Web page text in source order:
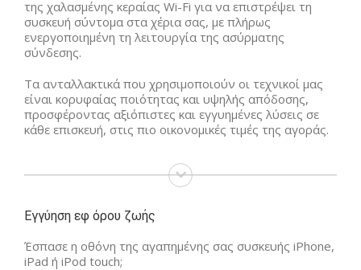
της χαλασμένης κεραίας Wi-Fi για να επιστρέψει τη
συσκευή σύντομα στα χέρια σας, με πλήρως
ενεργοποιημένη τη λειτουργία της ασύρματης
σύνδεσης.
Τα ανταλλακτικά που χρησιμοποιούν οι τεχνικοί μας
είναι κορυφαίας ποιότητας και υψηλής απόδοσης,
προσφέροντας αξιόπιστες και εγγυημένες λύσεις σε
κάθε επισκευή, στις πιο οικονομικές τιμές της αγοράς.
Εγγύηση εφ όρου ζωής
Έσπασε η οθόνη της αγαπημένης σας συσκευής iPhone,
iPad ή iPod touch;